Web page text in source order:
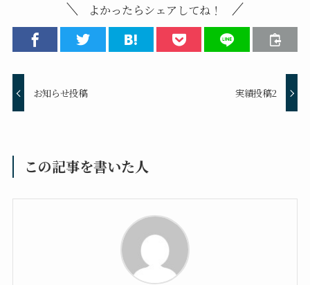
よかったらシェアしてね！
お知らせ投稿 実績投稿2
この記事を書いた人